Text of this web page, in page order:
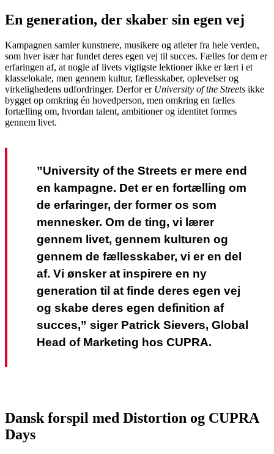
En generation, der skaber sin egen vej
Kampagnen samler kunstnere, musikere og atleter fra hele verden,
som hver især har fundet deres egen vej til succes. Fælles for dem er
erfaringen af, at nogle af livets vigtigste lektioner ikke er lært i et
klasselokale, men gennem kultur, fællesskaber, oplevelser og
virkelighedens udfordringer. Derfor er University of the Streets ikke
bygget op omkring én hovedperson, men omkring en fælles
fortælling om, hvordan talent, ambitioner og identitet formes
gennem livet.
”University of the Streets er mere end
en kampagne. Det er en fortælling om
de erfaringer, der former os som
mennesker. Om de ting, vi lærer
gennem livet, gennem kulturen og
gennem de fællesskaber, vi er en del
af. Vi ønsker at inspirere en ny
generation til at finde deres egen vej
og skabe deres egen definition af
succes,” siger Patrick Sievers, Global
Head of Marketing hos CUPRA.
Dansk forspil med Distortion og CUPRA
Days